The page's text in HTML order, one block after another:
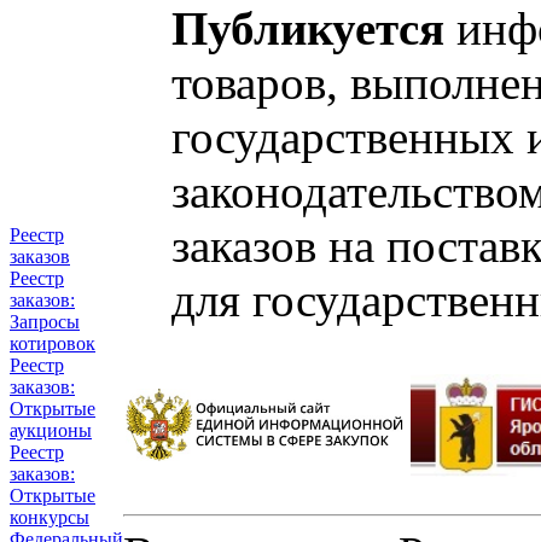
Реестр
заказов
Реестр
заказов:
Запросы
котировок
Реестр
заказов:
Открытые
аукционы
Реестр
заказов:
Открытые
конкурсы
Публикуется
товаров,
заказов на
для